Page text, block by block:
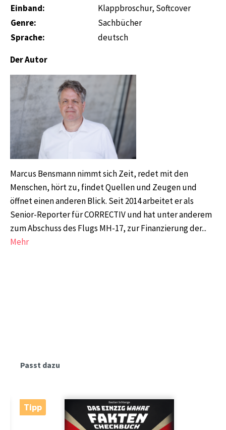
Einband:
Klappbroschur, Softcover
Genre:
Sachbücher
Sprache:
deutsch
Der Autor
Marcus Bensmann nimmt sich Zeit, redet mit den
Menschen, hört zu, findet Quellen und Zeugen und
öffnet einen anderen Blick. Seit 2014 arbeitet er als
Senior-Reporter für CORRECTIV und hat unter anderem
zum Abschuss des Flugs MH-17, zur Finanzierung der...
Mehr
Produktgalerie überspringen
Passt dazu
Tipp